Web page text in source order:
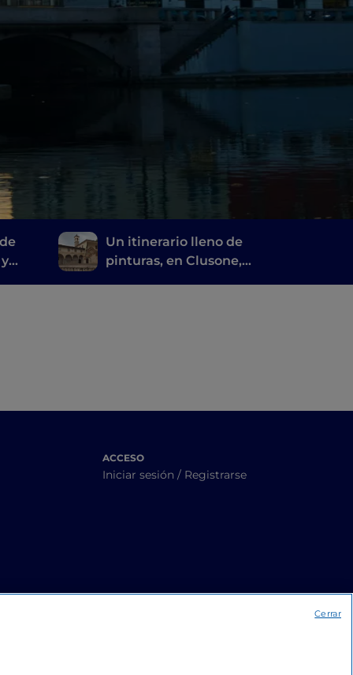
Un itinerario lleno de
pinturas, en Clusone,
ACCESO
Iniciar sesión / Registrarse
Cerrar